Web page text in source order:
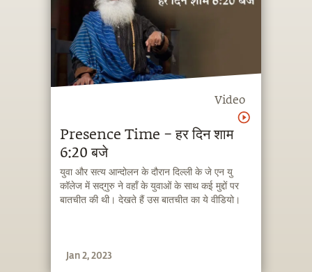
Video
Presence Time – हर दिन शाम
6:20 बजे
युवा और सत्य आन्दोलन के दौरान दिल्ली के जे एन यु
कॉलेज में सद्‌गुरु ने वहाँ के युवाओं के साथ कई मुद्दों पर
बातचीत की थी। देखते हैं उस बातचीत का ये वीडियो।
Jan 2, 2023